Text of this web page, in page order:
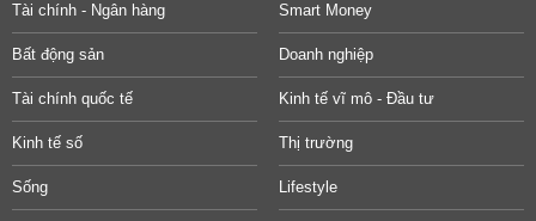
Tài chính - Ngân hàng Smart Money
Bất động sản Doanh nghiệp
Tài chính quốc tế Kinh tế vĩ mô - Đầu tư
Kinh tế số Thị trường
Sống Lifestyle